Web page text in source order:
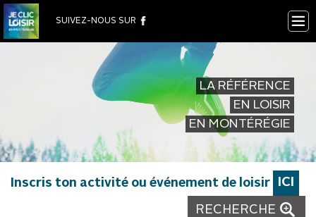
×
SUIVEZ-NOUS SUR
LA RÉFÉRENCE
EN LOISIR
EN MONTÉRÉGIE
Inscris ton activité ou événement de loisir ICI
RECHERCHE